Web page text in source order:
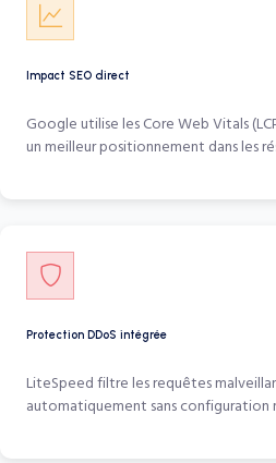
Impact SEO direct
Google utilise les Core Web Vitals
un meilleur positionnement dans les
Protection DDoS intégrée
LiteSpeed filtre les requêtes
automatiquement sans configuration